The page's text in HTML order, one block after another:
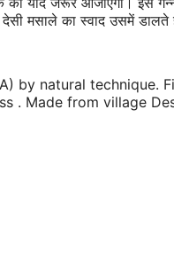
मसाले का स्वाद उसमें डालते
by natural technique.
Made from village